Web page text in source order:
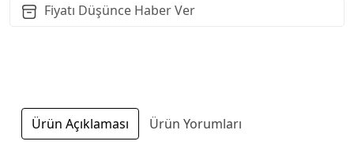
Fiyatı Düşünce Haber Ver
Ürün Açıklaması Ürün Yorumları